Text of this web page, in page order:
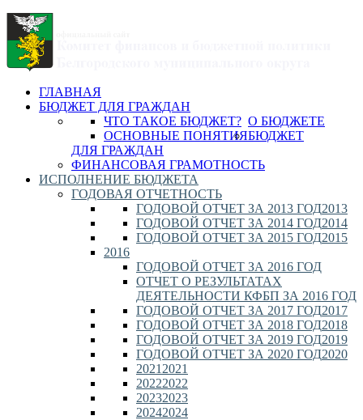
ГЛАВНАЯ
БЮДЖЕТ ДЛЯ ГРАЖДАН
О БЮДЖЕТЕ
ЧТО ТАКОЕ БЮДЖЕТ?
ОСНОВНЫЕ ПОНЯТИЯБЮДЖЕТ
ДЛЯ ГРАЖДАН
ФИНАНСОВАЯ ГРАМОТНОСТЬ
ИСПОЛНЕНИЕ БЮДЖЕТА
ГОДОВАЯ ОТЧЕТНОСТЬ
2013
ГОДОВОЙ ОТЧЕТ ЗА 2013 ГОД
2014
ГОДОВОЙ ОТЧЕТ ЗА 2014 ГОД
2015
ГОДОВОЙ ОТЧЕТ ЗА 2015 ГОД
2016
ГОДОВОЙ ОТЧЕТ ЗА 2016 ГОД
ОТЧЕТ О РЕЗУЛЬТАТАХ
ДЕЯТЕЛЬНОСТИ КФБП ЗА 2016 ГОД
2017
ГОДОВОЙ ОТЧЕТ ЗА 2017 ГОД
2018
ГОДОВОЙ ОТЧЕТ ЗА 2018 ГОД
2019
ГОДОВОЙ ОТЧЕТ ЗА 2019 ГОД
2020
ГОДОВОЙ ОТЧЕТ ЗА 2020 ГОД
2021
2021
2022
2022
2023
2023
2024
2024